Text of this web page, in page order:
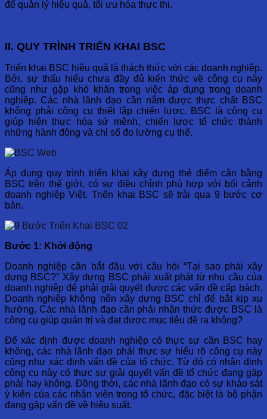
để quản lý hiệu quả, tối ưu hóa thực thi.
II. QUY TRÌNH TRIỂN KHAI BSC
Triển khai BSC hiệu quả là thách thức với các doanh nghiệp.
Bởi, sự thấu hiểu chưa đầy đủ kiến thức về công cụ này
cũng như gặp khó khăn trong việc áp dụng trong doanh
nghiệp. Các nhà lãnh đạo cần nắm được thực chất BSC
không phải công cụ thiết lập chiến lược. BSC là công cụ
giúp hiện thực hóa sứ mệnh, chiến lược tổ chức thành
những hành động và chỉ số đo lường cụ thể.
Áp dụng quy trình triển khai xây dựng thẻ điểm cân bằng
BSC trên thế giới, có sự điều chỉnh phù hợp với bối cảnh
doanh nghiệp Việt. Triển khai BSC sẽ trải qua 9 bước cơ
bản.
Bước 1: Khởi động
Doanh nghiệp cần bắt đầu với câu hỏi “Tại sao phải xây
dựng BSC?” Xây dựng BSC phải xuất phát từ nhu cầu của
doanh nghiệp để phải giải quyết được các vấn đề cấp bách.
Doanh nghiệp không nên xây dựng BSC chỉ để bắt kịp xu
hướng. Các nhà lãnh đạo cần phải nhận thức được BSC là
công cụ giúp quản trị và đạt được mục tiêu đề ra không?
Để xác định được doanh nghiệp có thực sự cần BSC hay
không, các nhà lãnh đạo phải thực sự hiểu rõ công cụ này
cũng như xác định vấn đề của tổ chức. Từ đó có nhận định
công cụ này có thực sự giải quyết vấn đề tổ chức đang gặp
phải hay không. Đồng thời, các nhà lãnh đạo có sự khảo sát
ý kiến của các nhân viên trong tổ chức, đặc biệt là bộ phận
đang gặp vấn đề về hiệu suất.